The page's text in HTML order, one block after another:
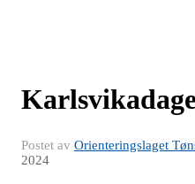
Postet av Orienteringslaget
2024